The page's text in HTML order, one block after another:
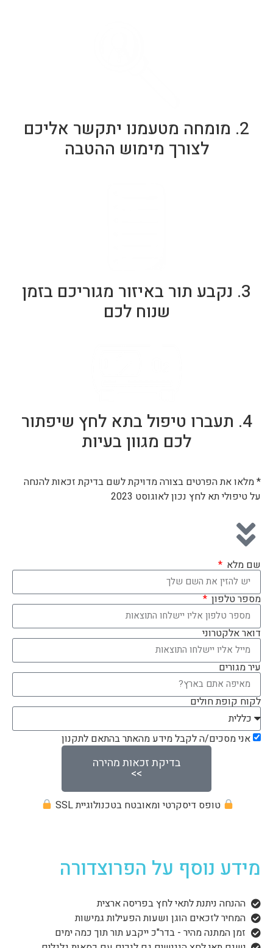
2. מומחה מטעמנו יתקשר אליכם
לצורך מימוש ההטבה
3. נקבע תור באיזור מגוריכם בזמן
שנוח לכם
4. תעברו טיפול בתא לחץ שיפתור
לכם מגוון בעיות
* מלאו את הפרטים בצורה מדויקת לשם בדיקת זכאות להנחה
על טיפולי תא לחץ נכון לאוגוסט 2023
שם מלא
מספר טלפון
דואר אלקטרוני
עיר מגורים
לקוח קופת חולים
אני מסכים/ה לקבל מידע מהאתר בהתאם לתקנון
בדיקת זכאות מהירה
>>
טופס דיסקרטי ומאובטח בטכנולוגיית SSL
מידע נוסף על הפרוצדורה
ההנחה ניתנת לתאי לחץ בפריסה ארצית
המחיר לזכאים הוגן ושעות הפעילות גמישות
זמן המתנה מהיר - בדר"כ ייקבע תור תוך כמה ימים